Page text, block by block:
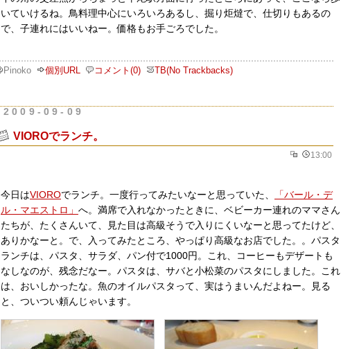
いていけるね。鳥料理中心にいろいろあるし、掘り炬燵で、仕切りもあるの
で、子連れにはいいねー。価格もお手ごろでした。
Pinoko 個別URL コメント(0) TB(No Trackbacks)
2009-09-09
VIOROでランチ。
13:00
今日はVIOROでランチ。一度行ってみたいなーと思っていた、
「バール・デ
ル・マエストロ」 へ。満席で入れなかったときに、ベビーカー連れのママさん
たちが、たくさんいて、見た目は高級そうで入りにくいなーと思ってたけど、
ありかなーと。で、入ってみたところ、やっぱり高級なお店でした。。パスタ
ランチは、パスタ、サラダ、パン付で1000円。これ、コーヒーもデザートも
なしなのが、残念だなー。パスタは、サバと小松菜のパスタにしました。これ
は、おいしかったな。魚のオイルパスタって、実はうまいんだよねー。見る
と、ついつい頼んじゃいます。